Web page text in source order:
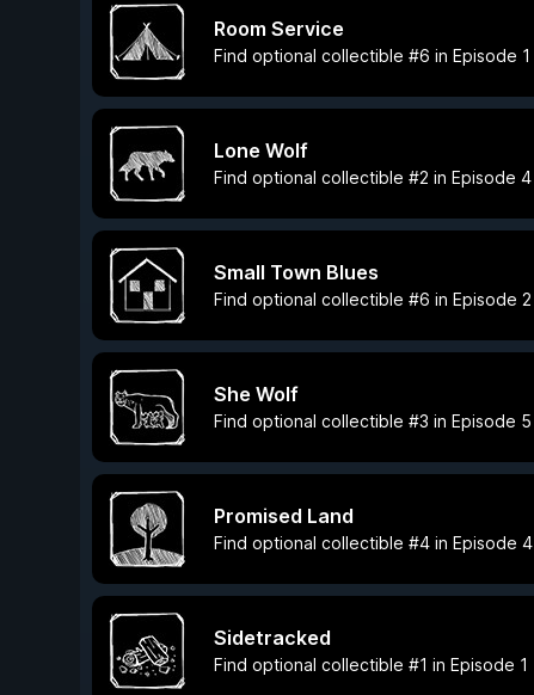
Room Service
Find optional collectible #6 in Episode 1
Lone Wolf
Find optional collectible #2 in Episode 4
Small Town Blues
Find optional collectible #6 in Episode 2
She Wolf
Find optional collectible #3 in Episode 5
Promised Land
Find optional collectible #4 in Episode 4
Sidetracked
Find optional collectible #1 in Episode 1